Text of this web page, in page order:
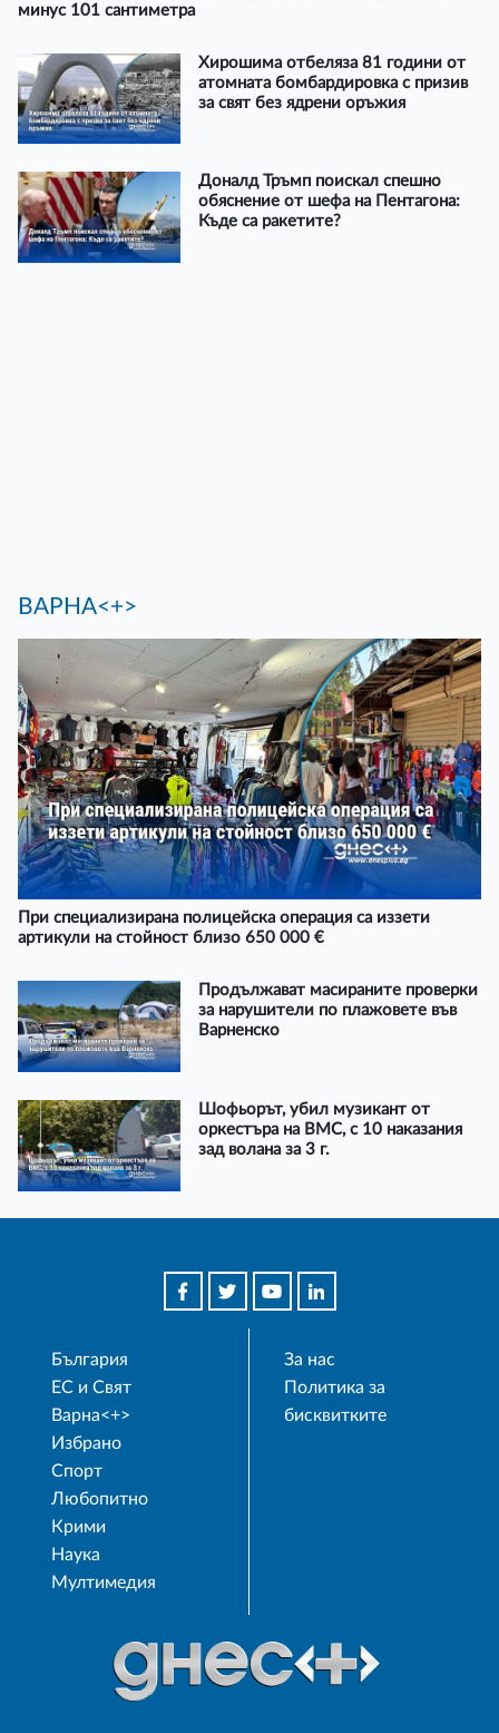
минус 101 сантиметра
Хирошима отбеляза 81 години от
атомната бомбардировка с призив
за свят без ядрени оръжия
Доналд Тръмп поискал спешно
обяснение от шефа на Пентагона:
Къде са ракетите?
ВАРНА<+>
При специализирана полицейска операция са иззети
артикули на стойност близо 650 000 €
Продължават масираните проверки
за нарушители по плажовете във
Варненско
Шофьорът, убил музикант от
оркестъра на ВМС, с 10 наказания
зад волана за 3 г.
България
ЕС и Свят
Варна<+>
Избрано
Спорт
Любопитно
Крими
Наука
Мултимедия
За нас
Политика за
бисквитките